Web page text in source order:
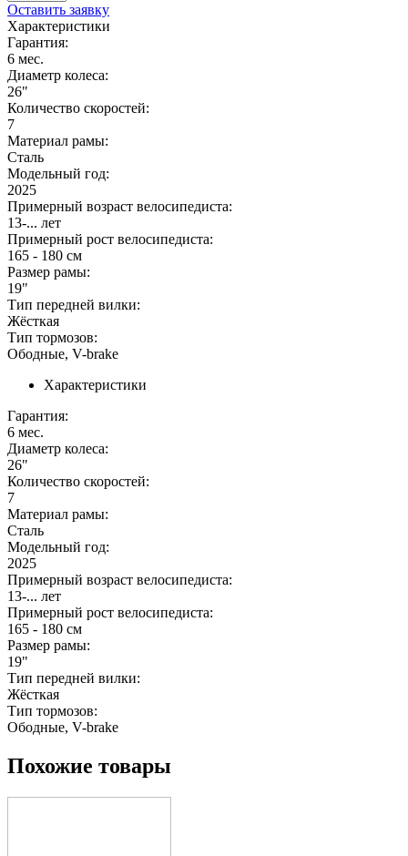
Оставить заявку
Характеристики
Гарантия:
6 мес.
Диаметр колеса:
26"
Количество скоростей:
7
Материал рамы:
Сталь
Модельный год:
2025
Примерный возраст велосипедиста:
13-... лет
Примерный рост велосипедиста:
165 - 180 см
Размер рамы:
19"
Тип передней вилки:
Жёсткая
Тип тормозов:
Ободные, V-brake
Характеристики
Гарантия:
6 мес.
Диаметр колеса:
26"
Количество скоростей:
7
Материал рамы:
Сталь
Модельный год:
2025
Примерный возраст велосипедиста:
13-... лет
Примерный рост велосипедиста:
165 - 180 см
Размер рамы:
19"
Тип передней вилки:
Жёсткая
Тип тормозов:
Ободные, V-brake
Похожие товары